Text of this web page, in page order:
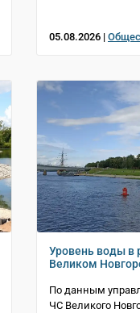
05.08.2026 |
Уровень воды в
Великом
По данным
ЧС Великого